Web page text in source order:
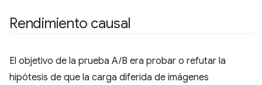
Rendimiento causal
El objetivo de la prueba A/B era probar o refutar la
hipótesis de que la carga diferida de imágenes